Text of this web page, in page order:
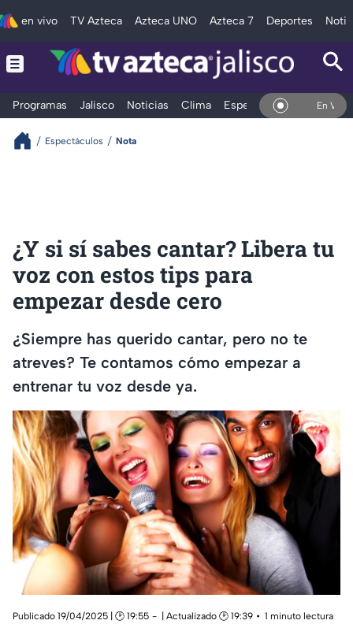
en vivo TV Azteca Azteca UNO Azteca 7 Deportes
Programas Jalisco Noticias Clima Espectáculos Deportes
En Vivo
Espectáculos Nota
¿Y si sí sabes cantar? Libera tu
voz con estos tips para
empezar desde cero
¿Siempre has querido cantar, pero no te
atreves? Te contamos cómo empezar a
entrenar tu voz desde ya.
Publicado 19/04/2025 | 🕑 19:55 | Actualizado 🕑 19:39
1 minuto lectura